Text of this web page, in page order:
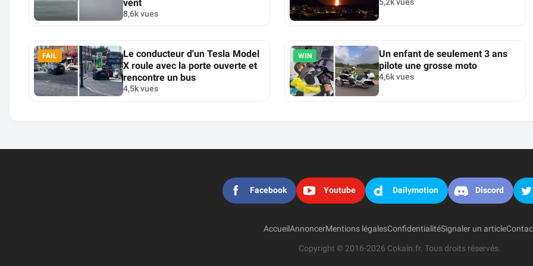
vent
8,6k vues
FAIL
Le conducteur d'un Tesla Model
X roule avec la porte ouverte et
rencontre un bus
4,5k vues
WIN
Un enfant de seulement 3 ans
pilote une grosse moto
4,6k vues
Facebook Youtube Dailymotion Discord
AccueilAnnoncerMentions légalesConfidentialitéSignaler un article
Copyright © 2016-2026 Cokain.fr. Tous droits réservés.